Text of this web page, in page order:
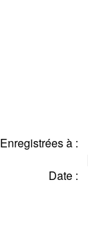
Enregistrées à :
Date :